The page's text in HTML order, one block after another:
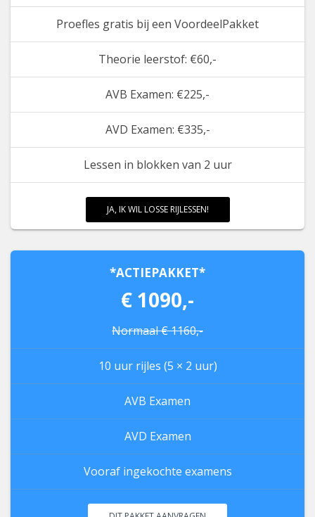
Proefles gratis bij een VoordeelPakket
Theorie leerstof: €60,-
AVB Examen: €225,-
AVD Examen: €335,-
Lessen in blokken van 2 uur
JA, IK WIL LOSSE RIJLESSEN!
*ACTIEPAKKET*
€ 1090,-
Normaal € 1160,-
10 uur rijles (5 × 2 uur)
AVB Examen
AVD Examen
Vooraf ingekochte examens